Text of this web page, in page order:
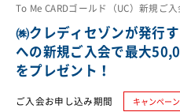
To Me CARDゴールド（UC）新規ご
㈱クレディセゾンが発行
への新規ご入会で最大
をプレゼント！
ご入会お申し込み期間 キャンペー